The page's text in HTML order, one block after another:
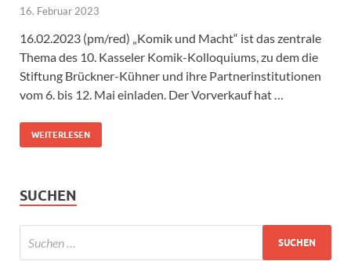
16. Februar 2023
16.02.2023 (pm/red) „Komik und Macht“ ist das zentrale
Thema des 10. Kasseler Komik-Kolloquiums, zu dem die
Stiftung Brückner-Kühner und ihre Partnerinstitutionen
vom 6. bis 12. Mai einladen. Der Vorverkauf hat …
WEITERLESEN
SUCHEN